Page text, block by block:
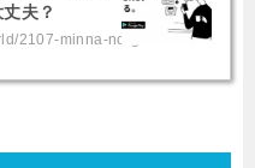
夫？
2107-minna-no-ginko/